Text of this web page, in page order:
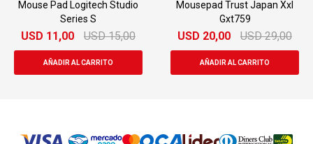
Mouse Pad Logitech Studio
Series S
USD 11,00 USD 15,00
Mousepad Trust Japan Xxl
Gxt759
USD 20,00 USD 29,00